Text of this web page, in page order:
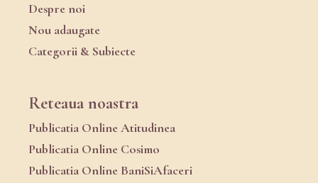
Despre noi
Nou adaugate
Categorii & Subiecte
Reteaua noastra
Publicatia Online Atitudinea
Publicatia Online Cosimo
Publicatia Online BaniSiAfaceri